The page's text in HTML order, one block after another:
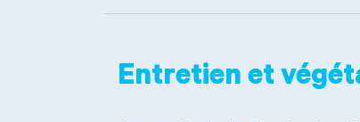
Entretien et